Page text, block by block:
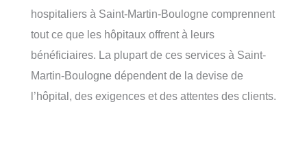
hospitaliers à Saint-Martin-Boulogne comprennent
tout ce que les hôpitaux offrent à leurs
bénéficiaires. La plupart de ces services à Saint-
Martin-Boulogne dépendent de la devise de
l’hôpital, des exigences et des attentes des clients.